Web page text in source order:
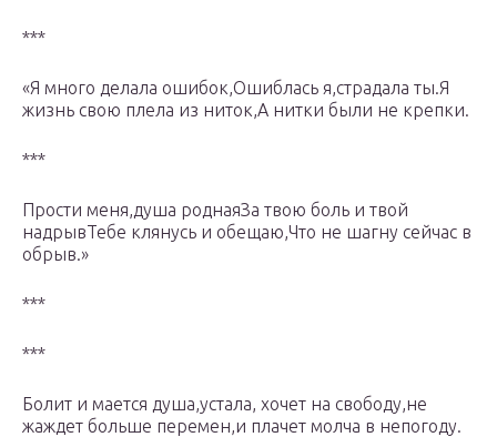
***
«Я много делала ошибок,Ошиблась я,страдала ты.Я
жизнь свою плела из ниток,А нитки были не крепки.
***
Прости меня,душа роднаяЗа твою боль и твой
надрывТебе клянусь и обещаю,Что не шагну сейчас в
обрыв.»
***
***
Болит и мается душа,устала, хочет на свободу,не
жаждет больше перемен,и плачет молча в непогоду.